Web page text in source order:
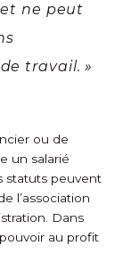
ne peut
travail. »
ou de
un salarié
statuts peuvent
l’association
Dans
au profit